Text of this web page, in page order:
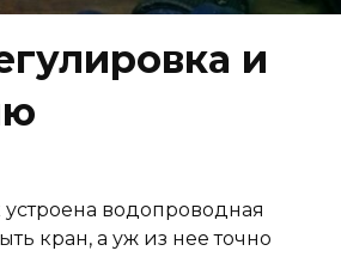
и
водопроводная
кран, а уж из нее точно